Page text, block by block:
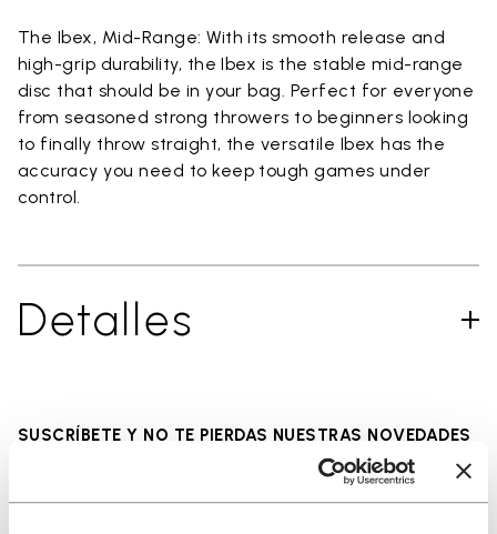
The Ibex, Mid-Range: With its smooth release and
high-grip durability, the Ibex is the stable mid-range
disc that should be in your bag. Perfect for everyone
from seasoned strong throwers to beginners looking
to finally throw straight, the versatile Ibex has the
accuracy you need to keep tough games under
control.
Detalles
SUSCRÍBETE Y NO TE PIERDAS NUESTRAS NOVEDADES